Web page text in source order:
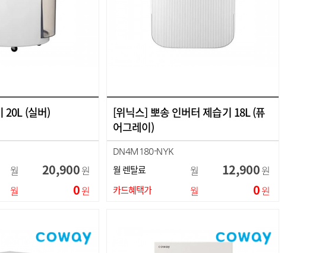
20L (실버)
월 20,900원
월 0원
[위닉스] 뽀송 인버터 제습기 18L (퓨
어그레이)
DN4M180-NYK
월 렌탈료 월 12,900원
카드혜택가 월 0원